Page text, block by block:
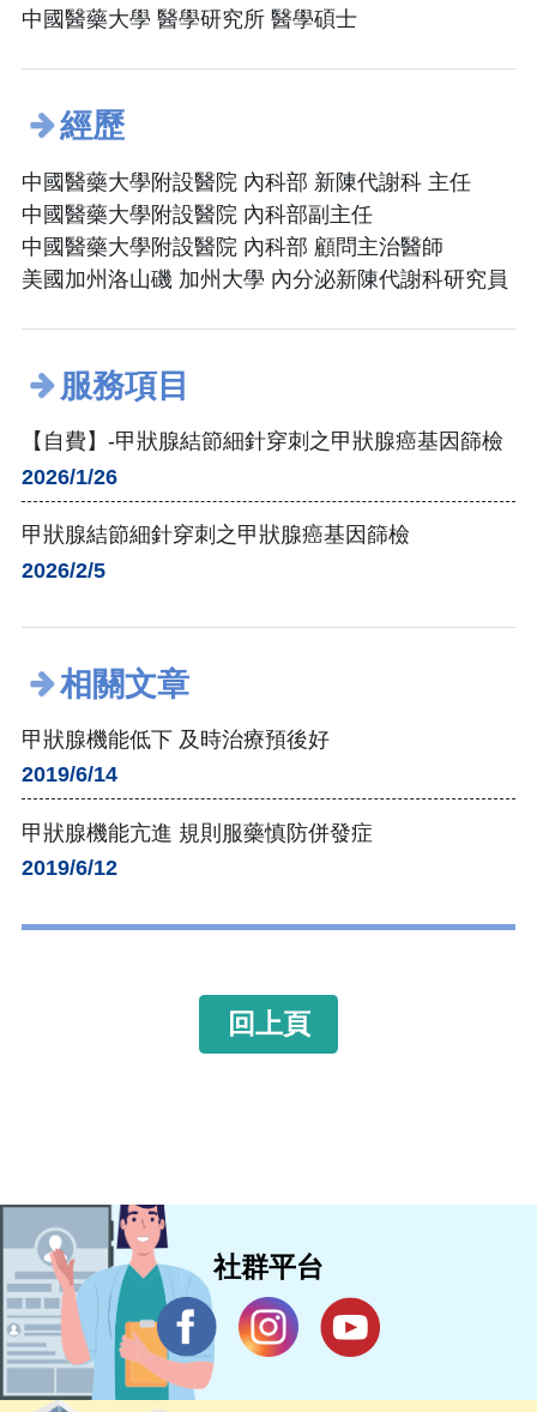
中國醫藥大學 醫學研究所 醫學碩士
經歷
中國醫藥大學附設醫院 內科部 新陳代謝科 主任
中國醫藥大學附設醫院 內科部副主任
中國醫藥大學附設醫院 內科部 顧問主治醫師
美國加州洛山磯 加州大學 內分泌新陳代謝科研究員
服務項目
【自費】-甲狀腺結節細針穿刺之甲狀腺癌基因篩檢
2026/1/26
甲狀腺結節細針穿刺之甲狀腺癌基因篩檢
2026/2/5
相關文章
甲狀腺機能低下 及時治療預後好
2019/6/14
甲狀腺機能亢進 規則服藥慎防併發症
2019/6/12
回上頁
社群平台